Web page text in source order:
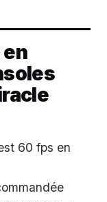
60 fps en